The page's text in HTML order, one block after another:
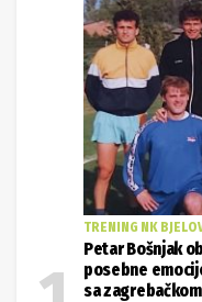
TRENING NK
Petar Bošnjak
posebne
sa